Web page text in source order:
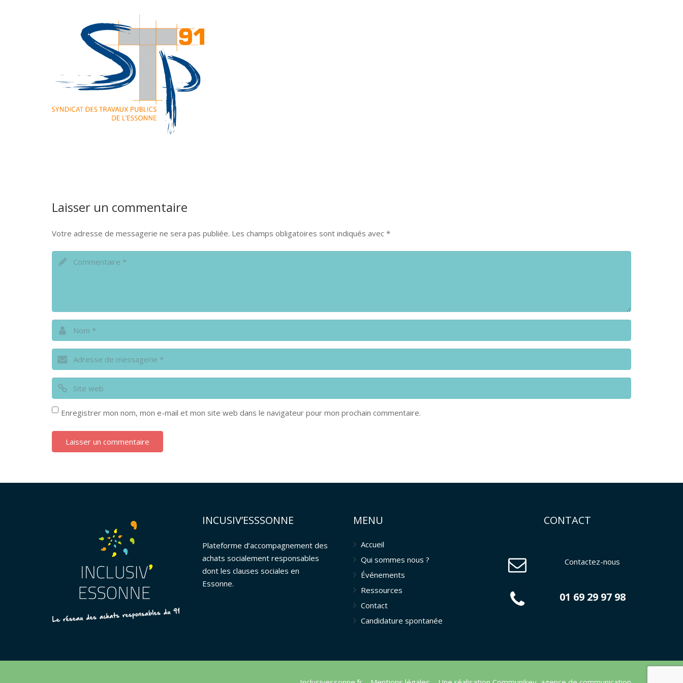
Laisser un commentaire
Votre adresse de messagerie ne sera pas publiée. Les champs obligatoires sont indiqués avec *
Enregistrer mon nom, mon e-mail et mon site web dans le navigateur pour mon prochain commentaire.
INCUSIV’ESSSONNE
Plateforme d’accompagnement des
achats socialement responsables
dont les clauses sociales en
Essonne.
MENU
Accueil
Qui sommes nous ?
Événements
Ressources
Contact
Candidature spontanée
CONTACT
Contactez-nous
01 69 29 97 98